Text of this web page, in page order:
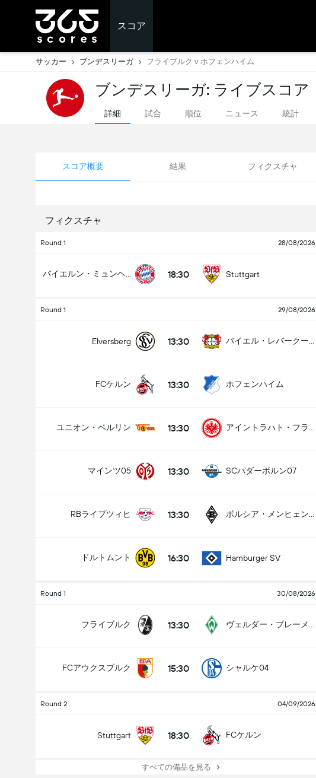
スコア
サッカー ブンデスリーガ フライブルク v ホフェンハイム
ブンデスリーガ: ライブスコア
詳細 試合 順位 ニュース 統計
スコア概要 結果 フィクスチャ
フィクスチャ
Round 1 28/08/2026
18:30 Stuttgart
Round 1 29/08/2026
Elversberg 13:30
FCケルン 13:30 ホフェンハイム
ユニオン・ベルリン 13:30
マインツ05 13:30 SCパダーボルン07
RBライプツィヒ 13:30
ドルトムント 16:30 Hamburger SV
Round 1 30/08/2026
フライブルク 13:30
FCアウクスブルク 15:30 シャルケ04
Round 2 04/09/2026
Stuttgart 18:30 FCケルン
すべての備品を見る
試合のゴールの合計 (2.5)